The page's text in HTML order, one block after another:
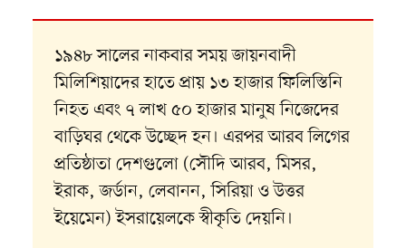
১৯৪৮ সালের নাকবার সময় জায়নবাদী
মিলিশিয়াদের হাতে প্রায় ১৩ হাজার ফিলিস্তিনি
নিহত এবং ৭ লাখ ৫০ হাজার মানুষ নিজেদের
বাড়িঘর থেকে উচ্ছেদ হন। এরপর আরব লিগের
প্রতিষ্ঠাতা দেশগুলো (সৌদি আরব, মিসর,
ইরাক, জর্ডান, লেবানন, সিরিয়া ও উত্তর
ইয়েমেন) ইসরায়েলকে স্বীকৃতি দেয়নি।